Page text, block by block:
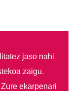
jaso nahi
zaigu.
Zure ekarpenari